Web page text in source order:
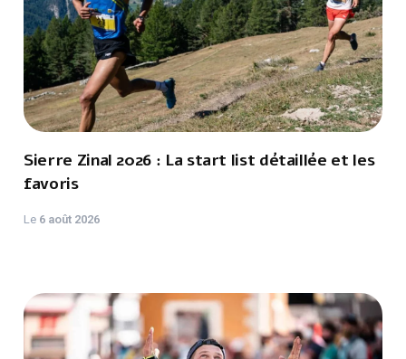
Sierre Zinal 2026 : La start list détaillée et les
favoris
Le 6 août 2026